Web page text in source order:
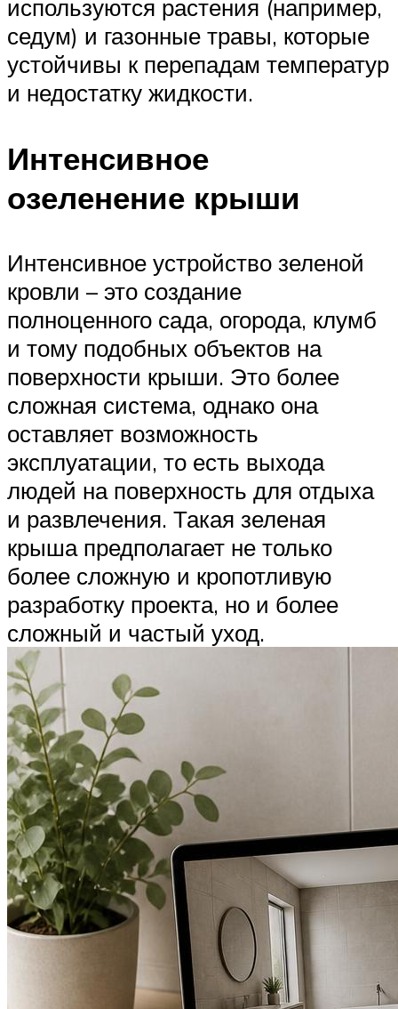
используются растения (например,
седум) и газонные травы, которые
устойчивы к перепадам температур
и недостатку жидкости.
Интенсивное
озеленение крыши
Интенсивное устройство зеленой
кровли – это создание
полноценного сада, огорода, клумб
и тому подобных объектов на
поверхности крыши. Это более
сложная система, однако она
оставляет возможность
эксплуатации, то есть выхода
людей на поверхность для отдыха
и развлечения. Такая зеленая
крыша предполагает не только
более сложную и кропотливую
разработку проекта, но и более
сложный и частый уход.